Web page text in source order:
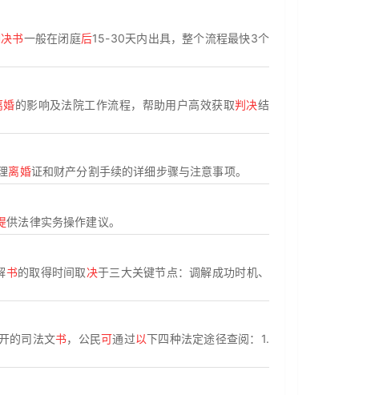
书一般在闭庭后15-30天内出具，整个流程最快3个
婚的影响及法院工作流程，帮助用户高效获取判决结
离婚证和财产分割手续的详细步骤与注意事项。
供法律实务操作建议。
书的取得时间取决于三大关键节点：调解成功时机、
的司法文书，公民可通过以下四种法定途径查阅：1.